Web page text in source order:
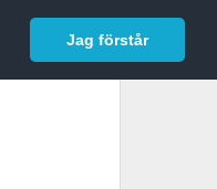
Jag förstår
Logga in